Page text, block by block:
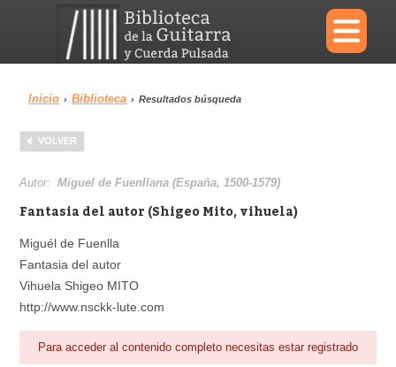
×
Menu
Biblioteca Diccionario
Área personal
Inicio › Biblioteca › Resultados búsqueda
VOLVER
Autor:Miguel de Fuenllana (España, 1500-1579)
Fantasia del autor (Shigeo Mito, vihuela)
Miguél de Fuenlla
Fantasia del autor
Vihuela Shigeo MITO
http://www.nsckk-lute.com
Para acceder al contenido completo necesitas estar registrado